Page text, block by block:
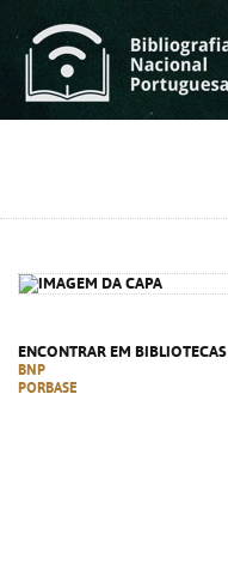
ENCONTRAR EM BIBLIOTECAS
BNP
PORBASE